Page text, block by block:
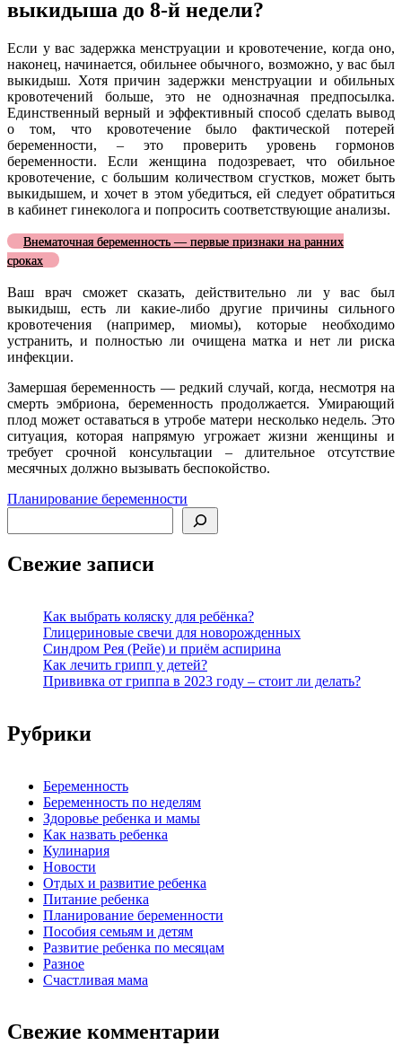
выкидыша до 8-й недели?
Если у вас задержка менструации и кровотечение, когда оно,
наконец, начинается, обильнее обычного, возможно, у вас был
выкидыш. Хотя причин задержки менструации и обильных
кровотечений больше, это не однозначная предпосылка.
Единственный верный и эффективный способ сделать вывод
о том, что кровотечение было фактической потерей
беременности, – это проверить уровень гормонов
беременности. Если женщина подозревает, что обильное
кровотечение, с большим количеством сгустков, может быть
выкидышем, и хочет в этом убедиться, ей следует обратиться
в кабинет гинеколога и попросить соответствующие анализы.
Внематочная беременность — первые признаки на ранних
сроках
Ваш врач сможет сказать, действительно ли у вас был
выкидыш, есть ли какие-либо другие причины сильного
кровотечения (например, миомы), которые необходимо
устранить, и полностью ли очищена матка и нет ли риска
инфекции.
Замершая беременность — редкий случай, когда, несмотря на
смерть эмбриона, беременность продолжается. Умирающий
плод может оставаться в утробе матери несколько недель. Это
ситуация, которая напрямую угрожает жизни женщины и
требует срочной консультации – длительное отсутствие
месячных должно вызывать беспокойство.
Планирование беременности
Свежие записи
Как выбрать коляску для ребёнка?
Глицериновые свечи для новорожденных
Синдром Рея (Рейе) и приём аспирина
Как лечить грипп у детей?
Прививка от гриппа в 2023 году – стоит ли делать?
Рубрики
Беременность
Беременность по неделям
Здоровье ребенка и мамы
Как назвать ребенка
Кулинария
Новости
Отдых и развитие ребенка
Питание ребенка
Планирование беременности
Пособия семьям и детям
Развитие ребенка по месяцам
Разное
Счастливая мама
Свежие комментарии